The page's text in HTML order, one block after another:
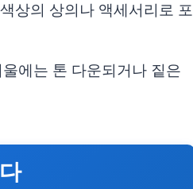
상의 상의나 액세서리로 포
에는 톤 다운되거나 짙은